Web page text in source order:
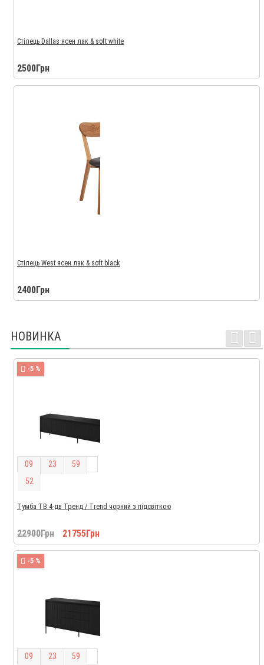
Стілець Dallas ясен лак & soft white
2500Грн
Стілець West ясен лак & soft black
2400Грн
НОВИНКА
-5 %
09 23 59
51
Тумба ТВ 4-дв Тренд / Trend чорний з підсвіткою
22900Грн 21755Грн
-5 %
09 23 59